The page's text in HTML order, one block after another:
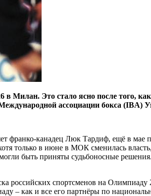
Милан. Это стало ясно после того,
ассоциации бокса
франко-канадец Люк Тардиф, ещё в
только в июне в МОК сменилась
быть приняты судьбоносные
российских спортсменов на
– как и все его партнёры по